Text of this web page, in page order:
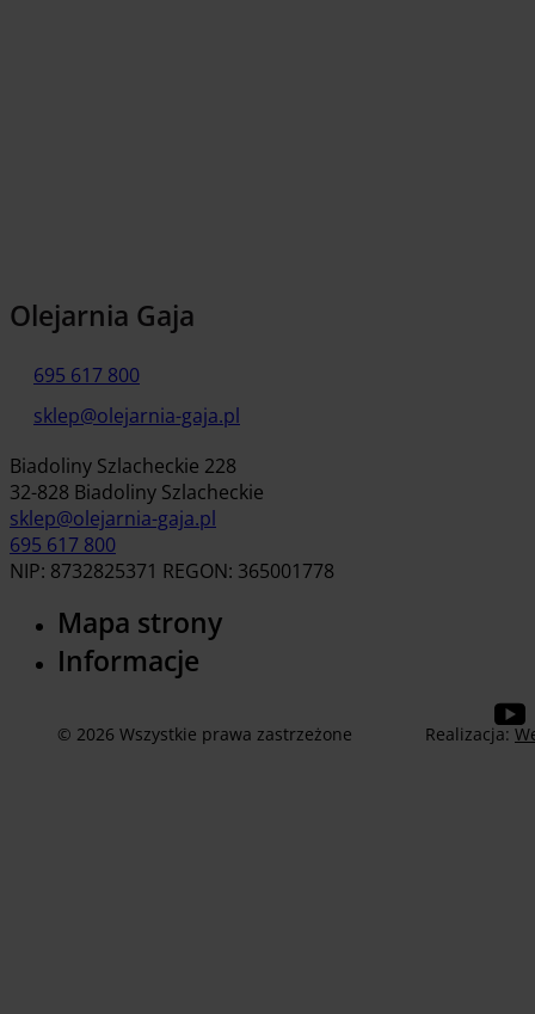
Olejarnia Gaja
695 617 800
sklep@olejarnia-gaja.pl
Biadoliny Szlacheckie 228
32-828 Biadoliny Szlacheckie
sklep@olejarnia-gaja.pl
695 617 800
NIP: 8732825371 REGON: 365001778
Mapa strony
Informacje
© 2026 Wszystkie prawa zastrzeżone Realizacja: